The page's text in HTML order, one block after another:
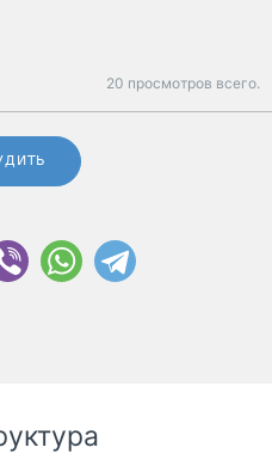
20 просмотров всего.